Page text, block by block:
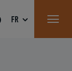
FR